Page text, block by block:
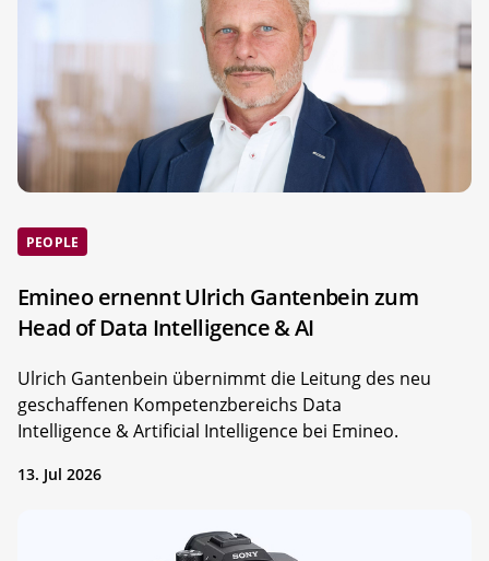
PEOPLE
Emineo ernennt Ulrich Gantenbein zum
Head of Data Intelligence & AI
Ulrich Gantenbein übernimmt die Leitung des neu
geschaffenen Kompetenzbereichs Data
Intelligence & Artificial Intelligence bei Emineo.
13. Jul 2026